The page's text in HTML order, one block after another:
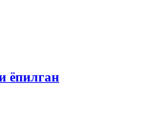
ёпилган